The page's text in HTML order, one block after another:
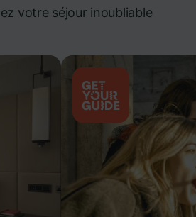
votre séjour inoubliable